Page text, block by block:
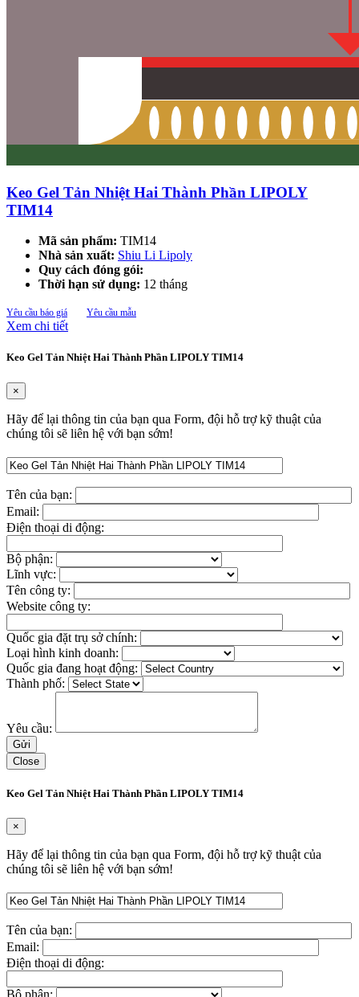
Keo Gel Tản Nhiệt Hai Thành Phần LIPOLY
TIM14
Mã sản phẩm: TIM14
Nhà sản xuất: Shiu Li Lipoly
Quy cách đóng gói:
Thời hạn sử dụng: 12 tháng
Yêu cầu báo giá Yêu cầu mẫu
Xem chi tiết
Keo Gel Tản Nhiệt Hai Thành Phần LIPOLY TIM14
×
Hãy để lại thông tin của bạn qua Form, đội hỗ trợ kỹ thuật của
chúng tôi sẽ liên hệ với bạn sớm!
Tên của bạn:
Email:
Điện thoại di động:
Bộ phận:
Lĩnh vực:
Tên công ty:
Website công ty:
Quốc gia đặt trụ sở chính:
Loại hình kinh doanh:
Quốc gia đang hoạt động:
Thành phố:
Yêu cầu:
Close
Keo Gel Tản Nhiệt Hai Thành Phần LIPOLY TIM14
×
Hãy để lại thông tin của bạn qua Form, đội hỗ trợ kỹ thuật của
chúng tôi sẽ liên hệ với bạn sớm!
Tên của bạn:
Email:
Điện thoại di động:
Bộ phận: